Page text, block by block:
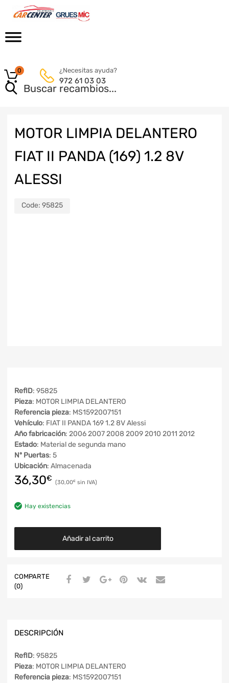
¿Necesitas ayuda?
972 61 03 03
0
MOTOR LIMPIA DELANTERO
FIAT II PANDA (169) 1.2 8V
ALESSI
Code: 95825
RefID: 95825
Pieza: MOTOR LIMPIA DELANTERO
Referencia pieza: MS1592007151
Vehículo: FIAT II PANDA 169 1.2 8V Alessi
Año fabricación: 2006 2007 2008 2009 2010 2011 2012
Estado: Material de segunda mano
Nº Puertas: 5
Ubicación: Almacenada
36,30€ 30,00€
Hay existencias
Añadir al carrito
COMPARTE
(0)
DESCRIPCIÓN
RefID: 95825
Pieza: MOTOR LIMPIA DELANTERO
Referencia pieza: MS1592007151